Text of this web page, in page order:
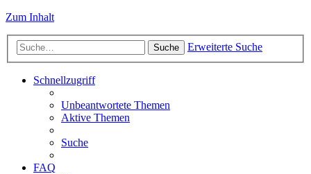
Zum Inhalt
Suche Erweiterte Suche
Schnellzugriff
Unbeantwortete Themen
Aktive Themen
Suche
FAQ